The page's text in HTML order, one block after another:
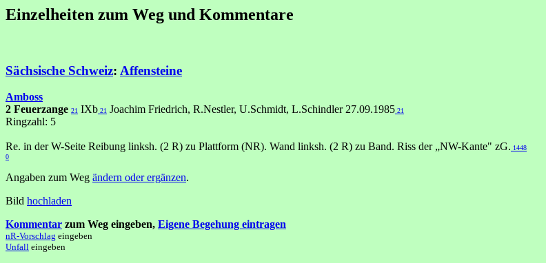
Einzelheiten zum Weg und Kommentare
Sächsische Schweiz: Affensteine
Amboss
2 Feuerzange 21 IXb 21 Joachim Friedrich, R.Nestler, U.Schmidt, L.Schindler 27.09.1985 21
Ringzahl: 5
Re. in der W-Seite Reibung linksh. (2 R) zu Plattform (NR). Wand linksh. (2 R) zu Band. Riss der „NW-Kante" zG. 1448
0
Angaben zum Weg ändern oder ergänzen.
Bild hochladen
Kommentar zum Weg eingeben, Eigene Begehung eintragen
nR-Vorschlag eingeben
Unfall eingeben